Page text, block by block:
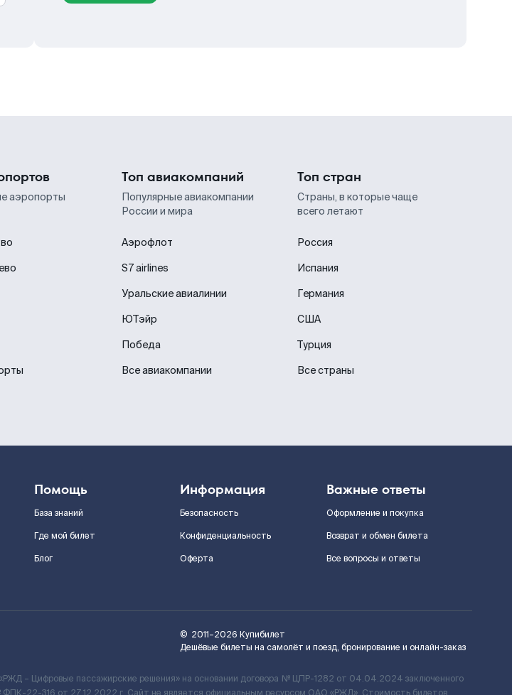
аэропорты
Топ авиакомпаний
Популярные авиакомпании
России и мира
Аэрофлот
S7 airlines
Уральские авиалинии
ЮТэйр
Победа
Все авиакомпании
Топ стран
Страны, в которые чаще
всего летают
Россия
Испания
Германия
США
Турция
Все страны
Помощь
База знаний
Где мой билет
Блог
Информация
Безопасность
Конфиденциальность
Оферта
Важные ответы
Оформление и покупка
Возврат и обмен билета
Все вопросы и ответы
© 2011–2026 Купибилет
Дешёвые билеты на самолёт и поезд, бронирование и онлайн-заказ
– Цифровые пассажирские решения» на основании договора № ЦПР-1282 от 04.04.2024 заключенного